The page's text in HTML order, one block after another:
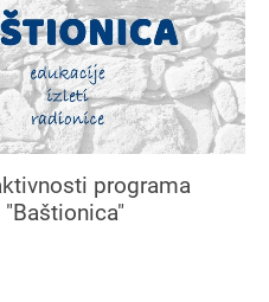
programa
"Baštionica"